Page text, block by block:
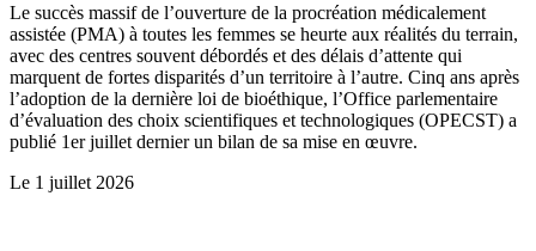
Le succès massif de l’ouverture de la procréation médicalement
assistée (PMA) à toutes les femmes se heurte aux réalités du terrain,
avec des centres souvent débordés et des délais d’attente qui
marquent de fortes disparités d’un territoire à l’autre. Cinq ans après
l’adoption de la dernière loi de bioéthique, l’Office parlementaire
d’évaluation des choix scientifiques et technologiques (OPECST) a
publié 1er juillet dernier un bilan de sa mise en œuvre.
Le 1 juillet 2026